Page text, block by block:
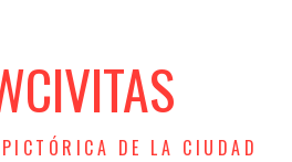
DE LA CIUDAD